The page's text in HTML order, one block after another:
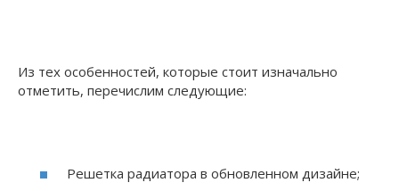
Из тех особенностей, которые стоит изначально
отметить, перечислим следующие:
Решетка радиатора в обновленном дизайне;